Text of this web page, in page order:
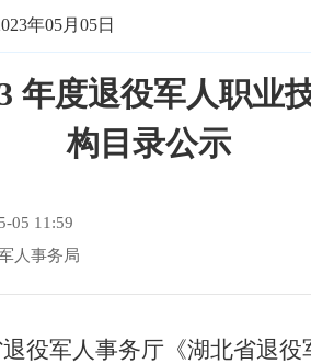
年05月05日
年度退役军人职业
构目录公示
05 11:59
人事务局
役军人事务厅《湖北省退役